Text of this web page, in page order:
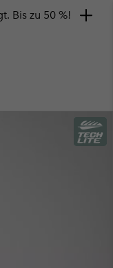
Bis zu 50 %!